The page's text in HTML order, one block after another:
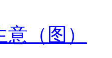
（图）